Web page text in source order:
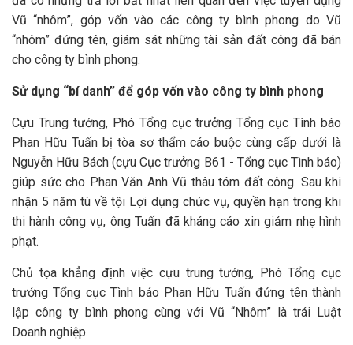
Vũ “nhôm”, góp vốn vào các công ty bình phong do Vũ
“nhôm” đứng tên, giám sát những tài sản đất công đã bán
cho công ty bình phong.
Sử dụng “bí danh” để góp vốn vào công ty bình phong
Cựu Trung tướng, Phó Tổng cục trưởng Tổng cục Tình báo
Phan Hữu Tuấn bị tòa sơ thẩm cáo buộc cùng cấp dưới là
Nguyễn Hữu Bách (cựu Cục trưởng B61 - Tổng cục Tình báo)
giúp sức cho Phan Văn Anh Vũ thâu tóm đất công. Sau khi
nhận 5 năm tù về tội Lợi dụng chức vụ, quyền hạn trong khi
thi hành công vụ, ông Tuấn đã kháng cáo xin giảm nhẹ hình
phạt.
Chủ tọa khẳng định việc cựu trung tướng, Phó Tổng cục
trưởng Tổng cục Tình báo Phan Hữu Tuấn đứng tên thành
lập công ty bình phong cùng với Vũ “Nhôm” là trái Luật
Doanh nghiệp.